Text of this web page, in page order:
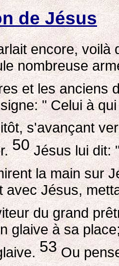
de Jésus
encore, voilà
nombreuse
et les anciens
" Celui à
s'avançant
50Jésus lui dit:
la main sur
avec Jésus,
du grand
glaive à sa
53Ou